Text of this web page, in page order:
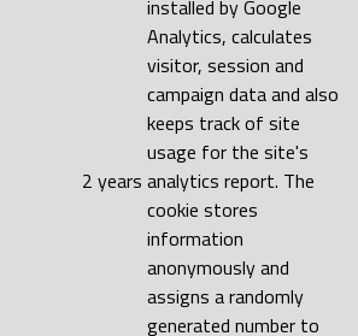
2 years
installed by Google
Analytics, calculates
visitor, session and
campaign data and also
keeps track of site
usage for the site's
analytics report. The
cookie stores
information
anonymously and
assigns a randomly
generated number to